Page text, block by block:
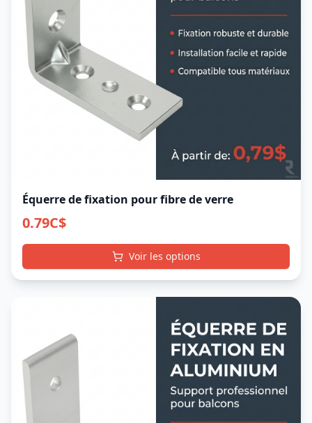
Équerre de fixation pour fibre de verre
0.79C$
Voir les options